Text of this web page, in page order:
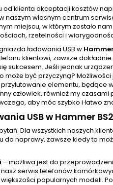
od klienta akceptacji kosztów
naszym własnym centrum
miejscu, w którym zostało
rzetelności i
ładowania USB w Hammer
klientowi, zawsze
sukcesem. Jeśli jednak
być przyczyną?
elementu, będące
człowiek, również my
aby móc szybko i łatwo
USB w Hammer
Dla wszystkich naszych
naprawy, zawsze kiedy to
– możliwa jest do
serwis telefonów
popularnych modeli.